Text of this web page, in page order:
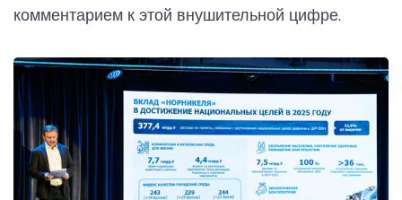
комментарием к этой внушительной цифре.